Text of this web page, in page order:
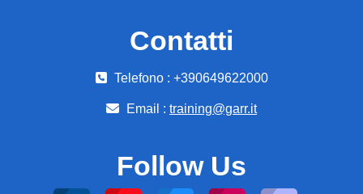
Contatti
Telefono : +390649622000
Email : training@garr.it
Follow Us